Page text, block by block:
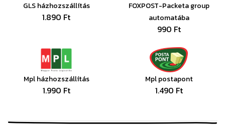
GLS házhozszállítás
1.890 Ft
FOXPOST-Packeta group
automatába
990 Ft
Mpl házhozszállítás
1.990 Ft
Mpl postapont
1.490 Ft